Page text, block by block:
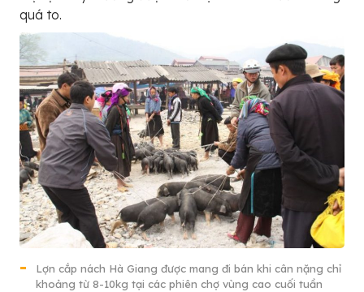
quá to.
Lợn cắp nách Hà Giang được mang đi bán khi cân nặng chỉ
khoảng từ 8-10kg tại các phiên chợ vùng cao cuối tuần